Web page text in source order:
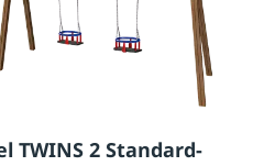
TWINS 2 Standard-